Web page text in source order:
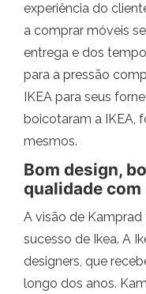
experiência do
a comprar móveis
entrega e dos
para a pressão
IKEA para seus
boicotaram a IKEA,
mesmos.
Bom design,
qualidade
A visão de
sucesso de Ikea. A
designers, que
longo dos anos.